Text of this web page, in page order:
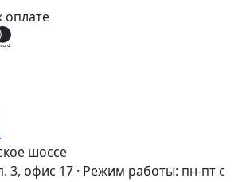
шоссе
3, офис 17 · Режим работы: пн-пт с